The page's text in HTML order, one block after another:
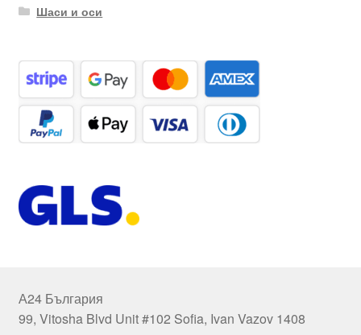
Шаси и оси
А24 България
99, Vitosha Blvd Unit #102 Sofia, Ivan Vazov 1408